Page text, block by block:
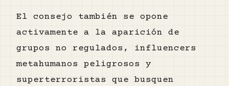
El consejo también se opone
activamente a la aparición de
grupos no regulados, influencers
metahumanos peligrosos y
superterroristas que busquen